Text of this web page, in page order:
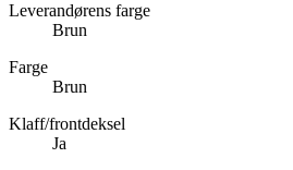
Leverandørens farge
Brun
Farge
Brun
Klaff/frontdeksel
Ja